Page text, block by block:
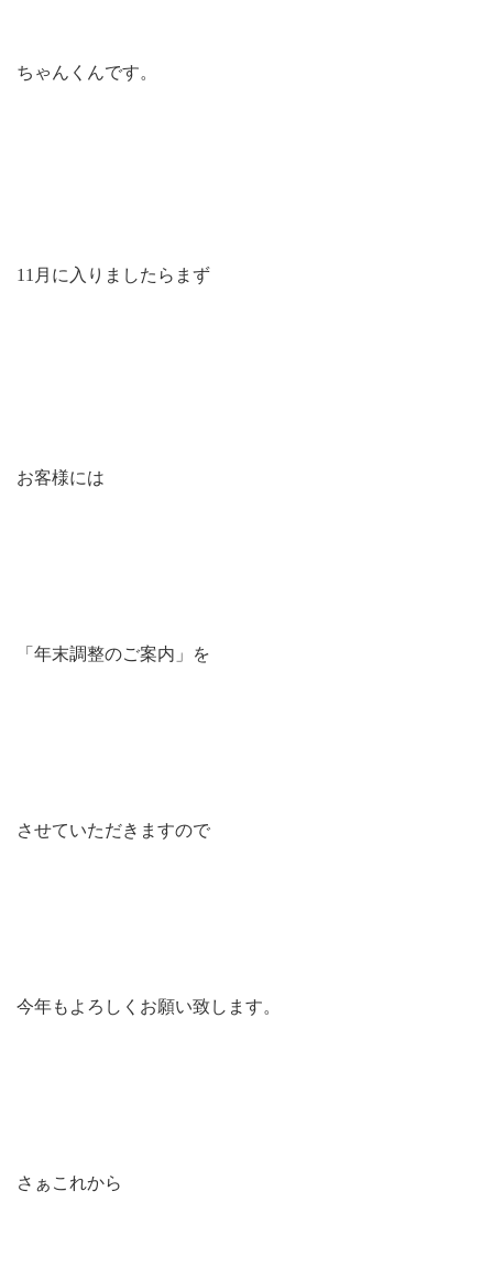
ちゃんくんです。
11月に入りましたらまず
お客様には
「年末調整のご案内」を
させていただきますので
今年もよろしくお願い致します。
さぁこれから